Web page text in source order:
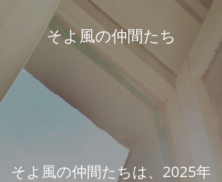
そよ風の仲間たち
そよ風の仲間たちは、2025年